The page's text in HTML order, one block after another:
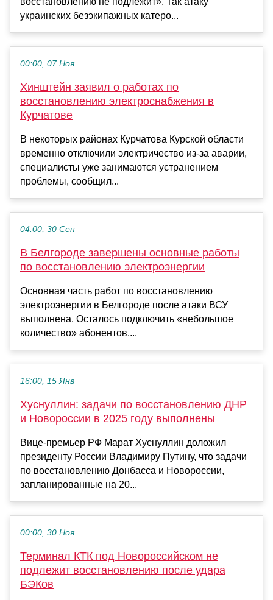
украинских безэкипажных катеро...
00:00, 07 Ноя
Хинштейн заявил о работах по
восстановлению электроснабжения в
Курчатове
В некоторых районах Курчатова Курской области
временно отключили электричество из-за аварии,
специалисты уже занимаются устранением
проблемы, сообщил...
04:00, 30 Сен
В Белгороде завершены основные работы
по восстановлению электроэнергии
Основная часть работ по восстановлению
электроэнергии в Белгороде после атаки ВСУ
выполнена. Осталось подключить «небольшое
количество» абонентов....
16:00, 15 Янв
Хуснуллин: задачи по восстановлению ДНР
и Новороссии в 2025 году выполнены
Вице-премьер РФ Марат Хуснуллин доложил
президенту России Владимиру Путину, что задачи
по восстановлению Донбасса и Новороссии,
запланированные на 20...
00:00, 30 Ноя
Терминал КТК под Новороссийском не
подлежит восстановлению после удара
БЭКов